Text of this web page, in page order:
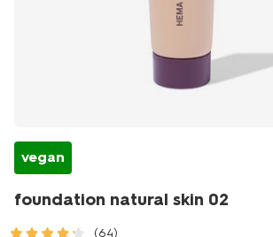
vegan
foundation natural skin 02
(64)